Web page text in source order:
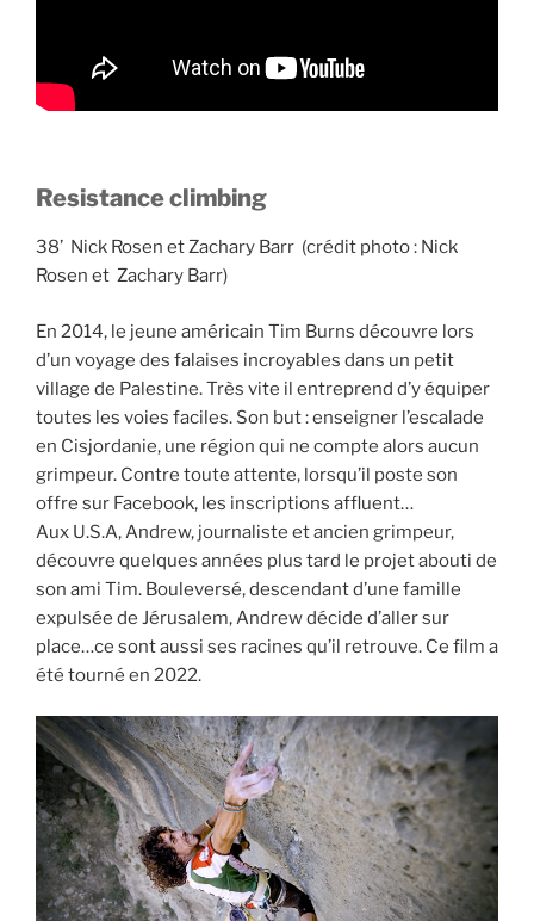
Resistance climbing
38’ Nick Rosen et Zachary Barr (crédit photo : Nick
Rosen et Zachary Barr)
En 2014, le jeune américain Tim Burns découvre lors
d’un voyage des falaises incroyables dans un petit
village de Palestine. Très vite il entreprend d’y équiper
toutes les voies faciles. Son but : enseigner l’escalade
en Cisjordanie, une région qui ne compte alors aucun
grimpeur. Contre toute attente, lorsqu’il poste son
offre sur Facebook, les inscriptions affluent…
Aux U.S.A, Andrew, journaliste et ancien grimpeur,
découvre quelques années plus tard le projet abouti de
son ami Tim. Bouleversé, descendant d’une famille
expulsée de Jérusalem, Andrew décide d’aller sur
place…ce sont aussi ses racines qu’il retrouve. Ce film a
été tourné en 2022.